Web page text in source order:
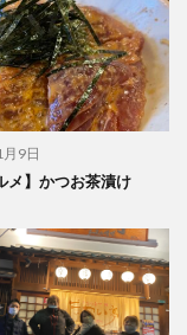
9日
メ】かつお茶漬け